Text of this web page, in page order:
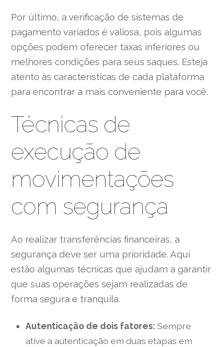
Por último, a verificação de sistemas de
pagamento variados é valiosa, pois algumas
opções podem oferecer taxas inferiores ou
melhores condições para seus saques. Esteja
atento às características de cada plataforma
para encontrar a mais conveniente para você.
Técnicas de
execução de
movimentações
com segurança
Ao realizar transferências financeiras, a
segurança deve ser uma prioridade. Aqui
estão algumas técnicas que ajudam a garantir
que suas operações sejam realizadas de
forma segura e tranquila.
Autenticação de dois fatores: Sempre
ative a autenticação em duas etapas em